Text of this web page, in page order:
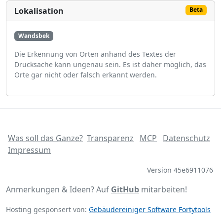
Lokalisation Beta
Wandsbek
Die Erkennung von Orten anhand des Textes der
Drucksache kann ungenau sein. Es ist daher möglich, das
Orte gar nicht oder falsch erkannt werden.
Was soll das Ganze? Transparenz MCP
Datenschutz
Impressum
Version 45e6911076
Anmerkungen & Ideen? Auf GitHub mitarbeiten!
Hosting gesponsert von: Gebäudereiniger Software Fortytools